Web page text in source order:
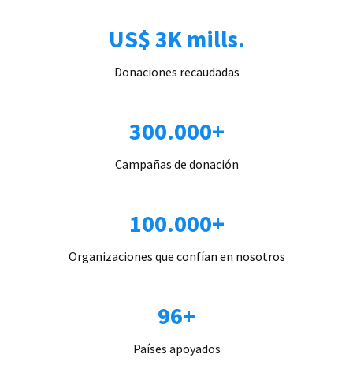
US$ 3K mills.
Donaciones recaudadas
300.000+
Campañas de donación
100.000+
Organizaciones que confían en nosotros
96+
Países apoyados